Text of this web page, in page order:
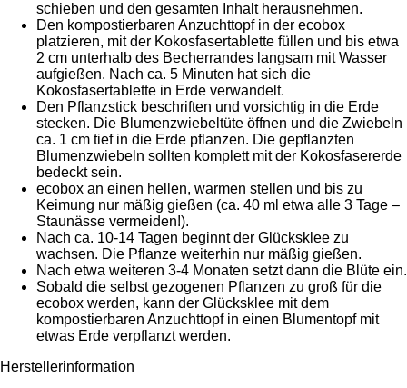
schieben und den gesamten Inhalt herausnehmen.
Den kompostierbaren Anzuchttopf in der ecobox
platzieren, mit der Kokosfasertablette füllen und bis etwa
2 cm unterhalb des Becherrandes langsam mit Wasser
aufgießen. Nach ca. 5 Minuten hat sich die
Kokosfasertablette in Erde verwandelt.
Den Pflanzstick beschriften und vorsichtig in die Erde
stecken. Die Blumenzwiebeltüte öffnen und die Zwiebeln
ca. 1 cm tief in die Erde pflanzen. Die gepflanzten
Blumenzwiebeln sollten komplett mit der Kokosfasererde
bedeckt sein.
ecobox an einen hellen, warmen stellen und bis zu
Keimung nur mäßig gießen (ca. 40 ml etwa alle 3 Tage –
Staunässe vermeiden!).
Nach ca. 10-14 Tagen beginnt der Glücksklee zu
wachsen. Die Pflanze weiterhin nur mäßig gießen.
Nach etwa weiteren 3-4 Monaten setzt dann die Blüte ein.
Sobald die selbst gezogenen Pflanzen zu groß für die
ecobox werden, kann der Glücksklee mit dem
kompostierbaren Anzuchttopf in einen Blumentopf mit
etwas Erde verpflanzt werden.
Herstellerinformation